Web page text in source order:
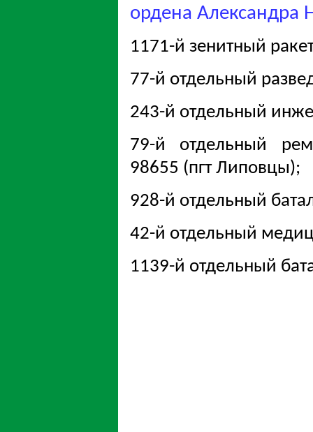
ордена Александра
1171-й зенитный
77-й отдельный
243-й отдельный
79-й отдельный
98655 (пгт Липовцы);
928-й отдельный
42-й отдельный
1139-й отдельный